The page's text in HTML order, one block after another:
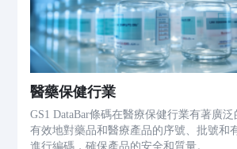
醫藥保健行業
GS1 DataBar條碼在醫療保健行業有著廣
有效地對藥品和醫療產品的序號、批號和
進行編碼，確保產品的安全和質量。